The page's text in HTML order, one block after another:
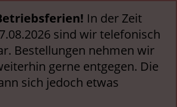
In der Zeit
sind wir telefonisch
Bestellungen nehmen wir
gerne entgegen. Die
sich jedoch etwas